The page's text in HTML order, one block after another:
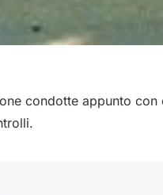
condotte appunto